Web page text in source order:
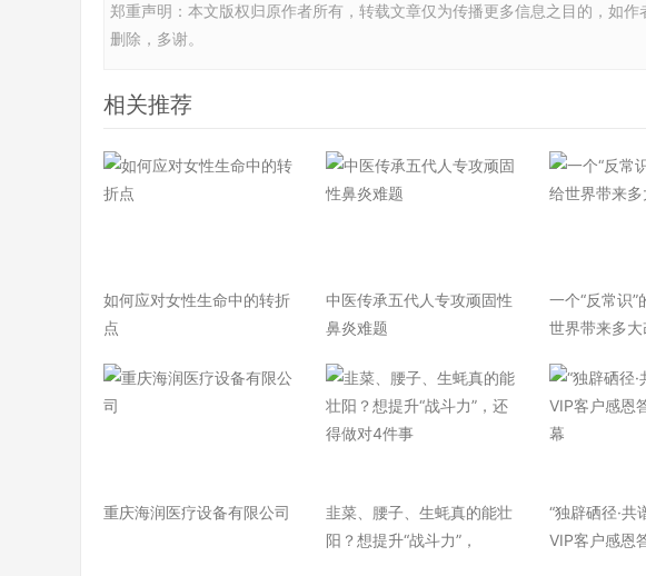
郑重声明：本文版权归原作者所有，转载文章仅为传播更多信息之目的，如
删除，多谢。
相关推荐
如何应对女性生命中的转折
点
中医传承五代人专攻顽固性
鼻炎难题
一个“反常识”
世界带来多大
重庆海润医疗设备有限公司
韭菜、腰子、生蚝真的能壮
阳？想提升“战斗力”，
“独辟硒径·共
VIP客户感恩